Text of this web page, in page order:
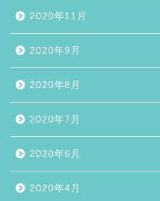
2020年11月
2020年9月
2020年8月
2020年7月
2020年6月
2020年4月